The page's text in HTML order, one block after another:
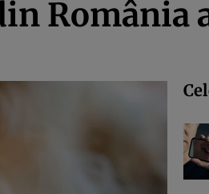
România